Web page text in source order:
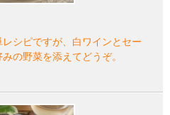
シピですが、白ワインとセー
の野菜を添えてどうぞ。